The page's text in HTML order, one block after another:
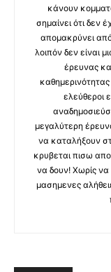
κάνουν
σημαίνει ότι δεν
απομακρύνει
λοιπόν δεν είναι
έρευνας
ελεύθεροι
μεγαλύτερη
να καταλήξουν
κρυβεται πισω
να δουν! Χωρίς
μασημενες